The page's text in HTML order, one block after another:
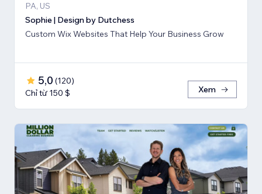
PA, US
Sophie | Design by Dutchess
Custom Wix Websites That Help Your Business Grow
5,0 (120)
Chỉ từ 150 $
Xem